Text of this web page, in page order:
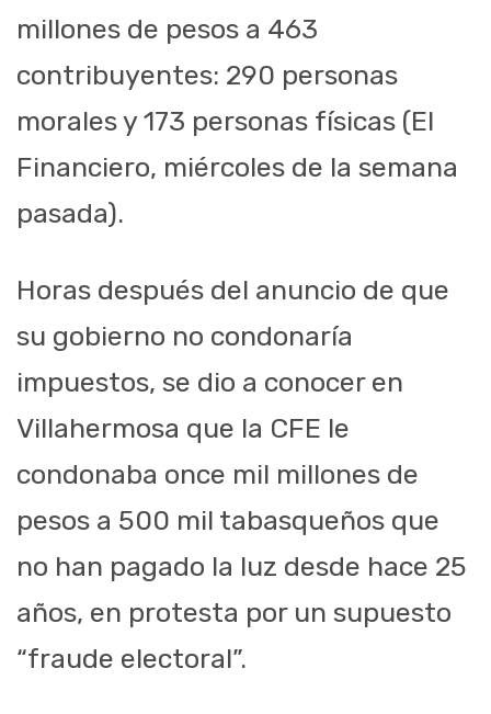
millones de pesos a 463
contribuyentes: 290 personas
morales y 173 personas físicas (El
Financiero, miércoles de la semana
pasada).
Horas después del anuncio de que
su gobierno no condonaría
impuestos, se dio a conocer en
Villahermosa que la CFE le
condonaba once mil millones de
pesos a 500 mil tabasqueños que
no han pagado la luz desde hace 25
años, en protesta por un supuesto
“fraude electoral”.